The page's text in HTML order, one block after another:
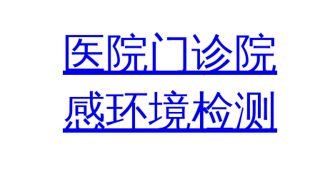
医院门诊院
感环境检测